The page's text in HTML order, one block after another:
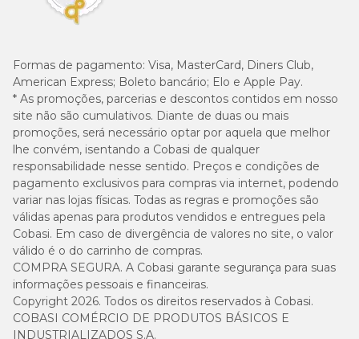
Como prevenir dermatite em gatos?
possíveiscrises de dermatitenos felinos?
Para prevenir que o seu pet tenha dermatite, o ideal
é sempre manter o ambiente limpo, utilizar
produtos de limpeza que sejam hipoalergênicos para
evitar alergias, realizar o controle de pulgas e
carrapatos no gatinho de estimação e muito mais.
Agora que você já conheceu todas as características,
possíveis causas, sintomas e formas de tratamento
de dermatite em gato, ficou mais fácil lidar com a
situação, não acha? O remédio para dermatite de
gato é a melhor solução para amenizar as dores,
coceiras, escamação de pele e outros aspectos que
estejam deixando o seu felino tristinho.
Compre o medicamento correto e ajude o seu pet!
Formas de pagamento: Visa, MasterCard, Diners Club,
American Express; Boleto bancário; Elo e Apple Pay.
* As promoções, parcerias e descontos contidos em nosso
site não são cumulativos. Diante de duas ou mais
promoções, será necessário optar por aquela que melhor
lhe convém, isentando a Cobasi de qualquer
responsabilidade nesse sentido. Preços e condições de
pagamento exclusivos para compras via internet, podendo
variar nas lojas físicas. Todas as regras e promoções são
válidas apenas para produtos vendidos e entregues pela
Cobasi. Em caso de divergência de valores no site, o valor
válido é o do carrinho de compras.
COMPRA SEGURA. A Cobasi garante segurança para suas
informações pessoais e financeiras.
Copyright 2026. Todos os direitos reservados à Cobasi.
COBASI COMÉRCIO DE PRODUTOS BÁSICOS E
INDUSTRIALIZADOS S.A.